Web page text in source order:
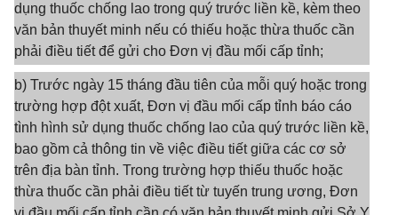
dụng thuốc chống lao trong quý trước liền kề, kèm theo
văn bản thuyết minh nếu có thiếu hoặc thừa thuốc cần
phải điều tiết để gửi cho Đơn vị đầu mối cấp tỉnh;
b) Trước ngày 15 tháng đầu tiên của mỗi quý hoặc trong
trường hợp đột xuất, Đơn vị đầu mối cấp tỉnh báo cáo
tình hình sử dụng thuốc chống lao của quý trước liền kề,
bao gồm cả thông tin về việc điều tiết giữa các cơ sở
trên địa bàn tỉnh. Trong trường hợp thiếu thuốc hoặc
thừa thuốc cần phải điều tiết từ tuyến trung ương, Đơn